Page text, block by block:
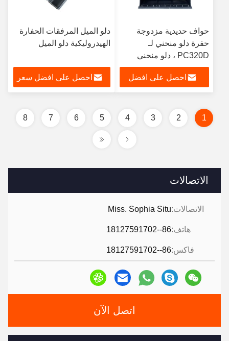
الاتصالات
الاتصالات:Miss. Sophia Situ
هاتف:86--18127591702
فاكس:86--18127591702
اتصل الآن
حواف حديدية مزدوجة
حفرة دلو منحني لـ
PC320D ، دلو منحني
للخندق
احصل على افضل
دلو الميل المرفقات الحفارة
الهيدروليكية دلو الميل
احصل على افضل سعر
1
2
3
4
5
6
7
8